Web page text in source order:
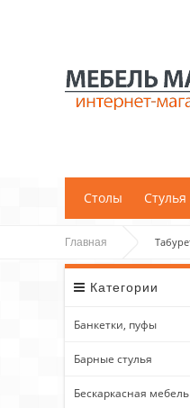
Столы Стулья
Главная
Категории
Банкетки, пуфы
Барные стулья
Бескаркасная мебель